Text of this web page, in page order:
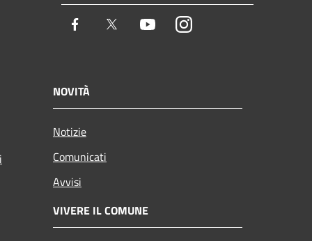
Facebook Twitter YoutubeInstagram
NOVITÀ
Notizie
Comunicati
Avvisi
VIVERE IL COMUNE